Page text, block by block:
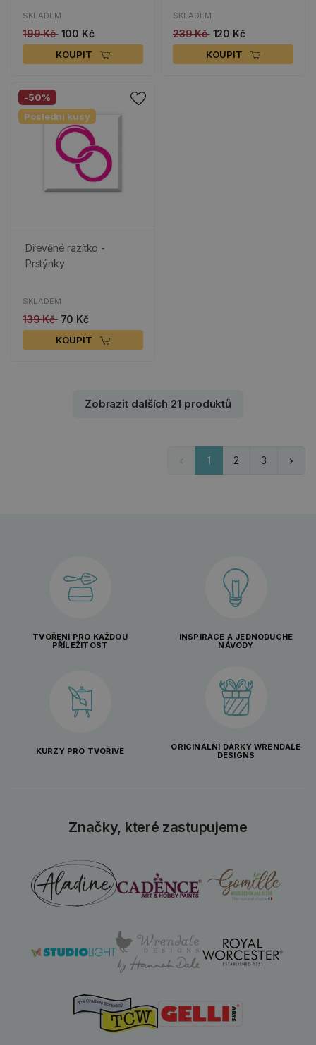
SKLADEM
199 Kč 100 Kč
KOUPIT
SKLADEM
239 Kč 120 Kč
KOUPIT
-50%
Poslední kusy
Dřevěné razítko -
Prstýnky
SKLADEM
139 Kč 70 Kč
KOUPIT
Zobrazit dalších 21 produktů
1 2 3
TVOŘENÍ PRO KAŽDOU
PŘÍLEŽITOST
INSPIRACE A JEDNODUCHÉ
NÁVODY
KURZY PRO TVOŘIVÉ
ORIGINÁLNÍ DÁRKY WRENDALE
DESIGNS
Značky, které zastupujeme